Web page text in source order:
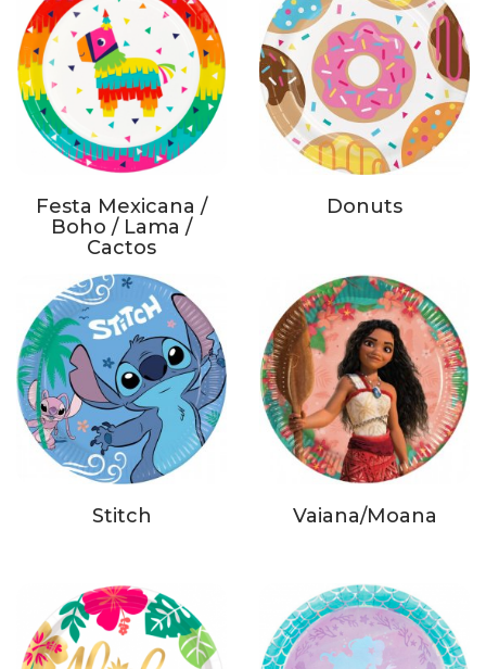
Festa Mexicana /
Boho / Lama /
Cactos
Donuts
Stitch Vaiana/Moana